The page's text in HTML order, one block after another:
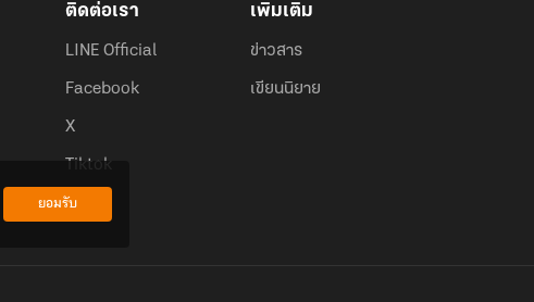
ติดต่อเรา
LINE Official
Facebook
X
Tiktok
เพิ่มเติม
ข่าวสาร
เขียนนิยาย
ยอมรับ